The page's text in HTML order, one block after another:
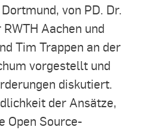
von PD. Dr.
Aachen und
Tim Trappen an der
vorgestellt und
diskutiert.
der Ansätze,
Open Source-